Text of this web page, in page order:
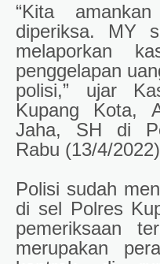
“Kita
diperiksa. MY
melaporkan
penggelapan
polisi,” ujar
Kupang Kota,
Jaha, SH di
Rabu (13/4/
Polisi sudah
di sel Polres
pemeriksaan
merupakan